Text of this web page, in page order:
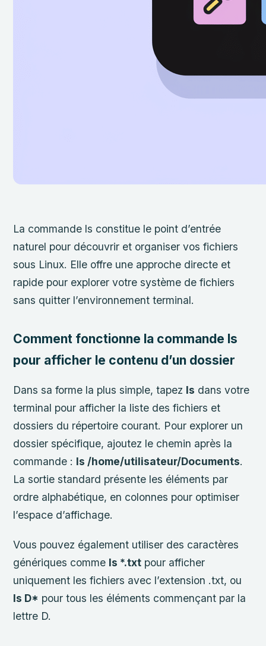
La commande ls constitue le point d’entrée
naturel pour découvrir et organiser vos fichiers
sous Linux. Elle offre une approche directe et
rapide pour explorer votre système de fichiers
sans quitter l’environnement terminal.
Comment fonctionne la commande ls
pour afficher le contenu d’un dossier
Dans sa forme la plus simple, tapez ls dans votre
terminal pour afficher la liste des fichiers et
dossiers du répertoire courant. Pour explorer un
dossier spécifique, ajoutez le chemin après la
commande : ls /home/utilisateur/Documents.
La sortie standard présente les éléments par
ordre alphabétique, en colonnes pour optimiser
l’espace d’affichage.
Vous pouvez également utiliser des caractères
génériques comme ls *.txt pour afficher
uniquement les fichiers avec l’extension .txt, ou
ls D* pour tous les éléments commençant par la
lettre D.